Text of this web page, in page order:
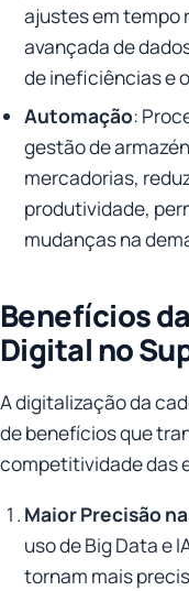
ajustes em tempo
avançada de
de ineficiências e
Automação:
gestão de
mercadorias,
produtividade,
mudanças na
Benefícios
Digital no
A digitalização da
de benefícios que
competitividade das
Maior Precisão
uso de Big Data e
tornam mais